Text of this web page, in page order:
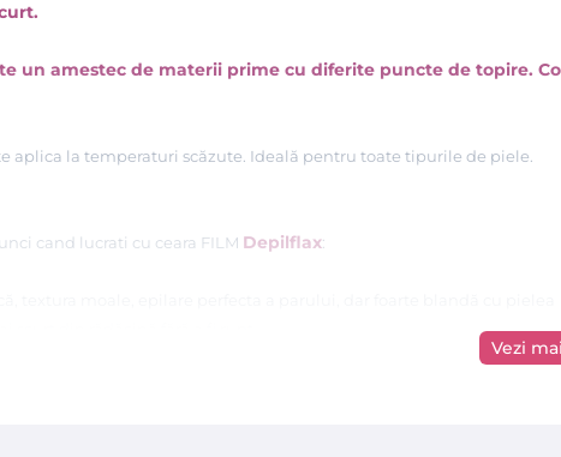
un amestec de materii prime cu diferite puncte de topire.
aplica la temperaturi scăzute. Ideală pentru toate tipurile de piele.
cand lucrati cu ceara FILM Depilflax:
subtire, cu un timp de uscare mai scurt, dar întotdeauna flexibilă în
Vezi